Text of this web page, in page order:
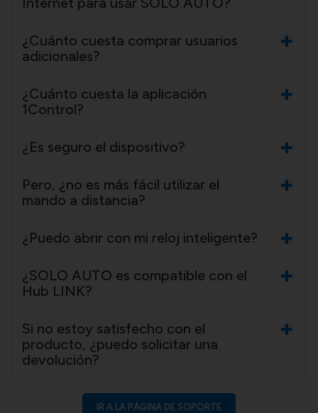
¿Cuánto cuesta comprar usuarios
adicionales?
¿Cuánto cuesta la aplicación
1Control?
¿Es seguro el dispositivo?
Pero, ¿no es más fácil utilizar el
mando a distancia?
¿Puedo abrir con mi reloj inteligente?
¿SOLO AUTO es compatible con el
Hub LINK?
Si no estoy satisfecho con el
producto, ¿puedo solicitar una
devolución?
IR A LA PÁGINA DE SOPORTE